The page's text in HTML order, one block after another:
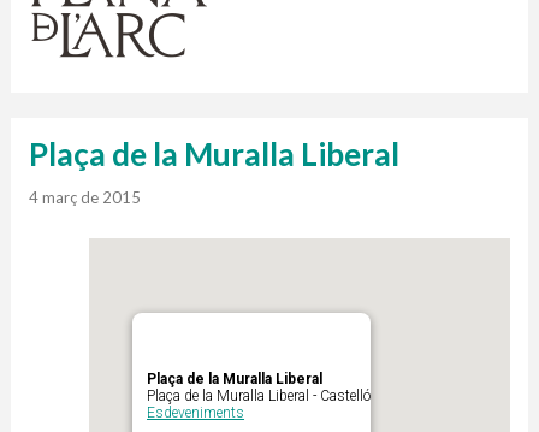
Plaça de la Muralla Liberal
4 març de 2015
Plaça de la Muralla Liberal
Plaça de la Muralla Liberal - Castelló
Esdeveniments